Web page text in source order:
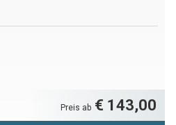
Preis ab € 143,00